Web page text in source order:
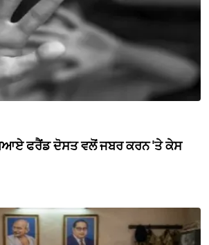
ਫਰੈਂਡ ਦੋਸਤ ਵਲੋਂ ਜਬਰ ਕਰਨ 'ਤੇ ਕੇਸ